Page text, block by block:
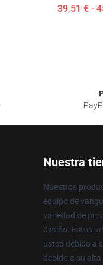
39,51 € -
Nuestra
Nuestros
equipo de
variedad de
diseño. Estos
usted debido a
debido a su alta